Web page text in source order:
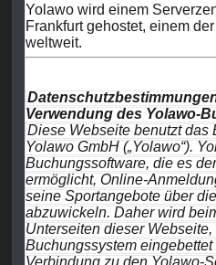
Yolawo wird einem
Frankfurt gehostet, einem
weltweit.
Verwendung des Yolawo-
Diese Webseite benutzt das
Yolawo GmbH („Yolawo“).
Buchungssoftware, die es
ermöglicht, Online-
seine Sportangebote über
abzuwickeln. Daher wird
Unterseiten dieser
Buchungssystem
Verbindung zu den Yolawo-